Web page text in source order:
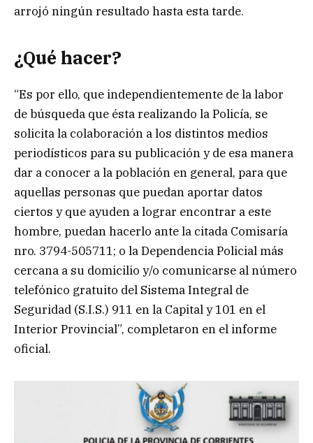
arrojó ningún resultado hasta esta tarde.
¿Qué hacer?
“Es por ello, que independientemente de la labor
de búsqueda que ésta realizando la Policía, se
solicita la colaboración a los distintos medios
periodísticos para su publicación y de esa manera
dar a conocer a la población en general, para que
aquellas personas que puedan aportar datos
ciertos y que ayuden a lograr encontrar a este
hombre, puedan hacerlo ante la citada Comisaría
nro. 3794-505711; o la Dependencia Policial más
cercana a su domicilio y/o comunicarse al número
telefónico gratuito del Sistema Integral de
Seguridad (S.I.S.) 911 en la Capital y 101 en el
Interior Provincial”, completaron en el informe
oficial.